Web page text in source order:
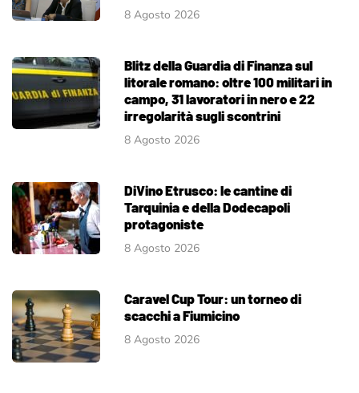
8 Agosto 2026
Blitz della Guardia di Finanza sul
litorale romano: oltre 100 militari in
campo, 31 lavoratori in nero e 22
irregolarità sugli scontrini
8 Agosto 2026
DiVino Etrusco: le cantine di
Tarquinia e della Dodecapoli
protagoniste
8 Agosto 2026
Caravel Cup Tour: un torneo di
scacchi a Fiumicino
8 Agosto 2026